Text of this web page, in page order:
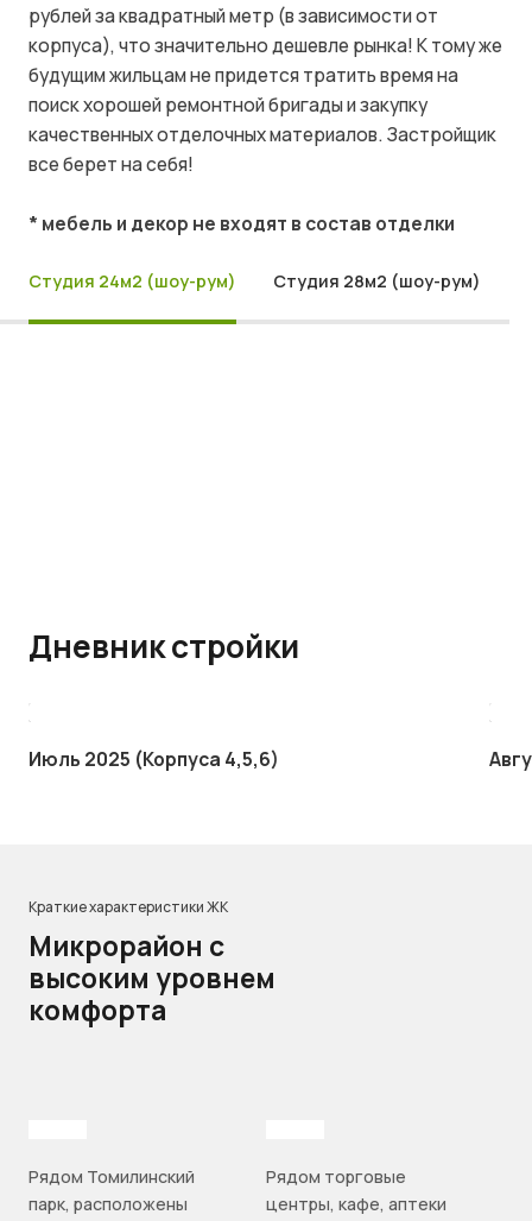
рублей за квадратный метр (в зависимости от
корпуса), что значительно дешевле рынка! К тому же
будущим жильцам не придется тратить время на
поиск хорошей ремонтной бригады и закупку
качественных отделочных материалов. Застройщик
все берет на себя!
* мебель и декор не входят в состав отделки
Студия 24м2 (шоу-рум) Студия 28м2 (шоу-рум)
Дневник стройки
Июль 2025 (Корпуса 4,5,6)
Краткие характеристики ЖК
Микрорайон с
высоким уровнем
комфорта
Рядом Томилинский
парк, расположены
Рядом торговые
центры, кафе, аптеки